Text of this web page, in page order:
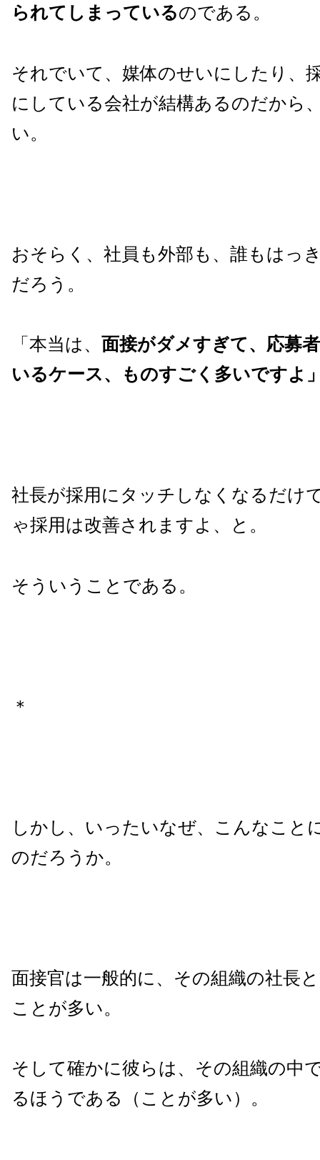
られてしまっているのである。
それでいて、媒体のせいにしたり、
にしている会社が結構あるのだから
い。
おそらく、社員も外部も、誰もはっ
だろう。
「本当は、 面接がダメすぎて、応募
いるケース、ものすごく多いですよ
社長が採用にタッチしなくなるだけ
ゃ採用は改善されますよ、と。
そういうことである。
＊
しかし、いったいなぜ、こんなこと
のだろうか。
面接官は一般的に、その組織の社長
ことが多い。
そして確かに彼らは、その組織の中
るほうである（ことが多い）。